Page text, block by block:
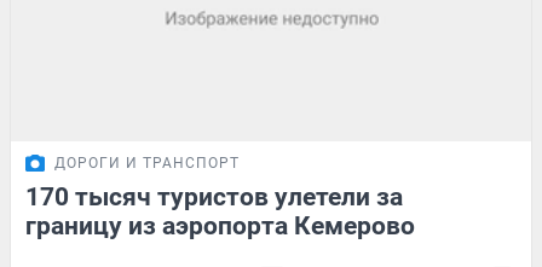
ДОРОГИ И ТРАНСПОРТ
170 тысяч туристов улетели за
границу из аэропорта Кемерово